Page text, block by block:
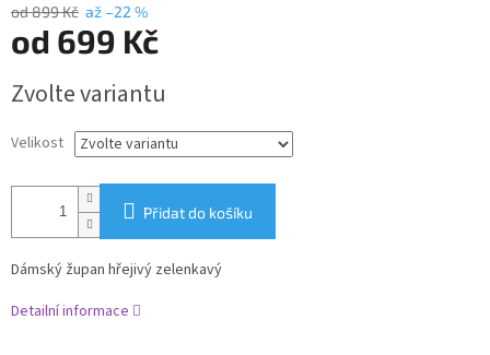
od 899 Kč až –22 %
od 699 Kč
cena:
Zvolte variantu
Velikost
Přidat do košíku
Dámský župan hřejivý zelenkavý
Detailní informace